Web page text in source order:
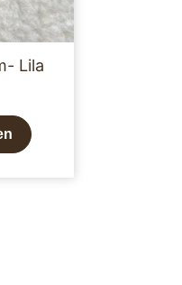
Lila